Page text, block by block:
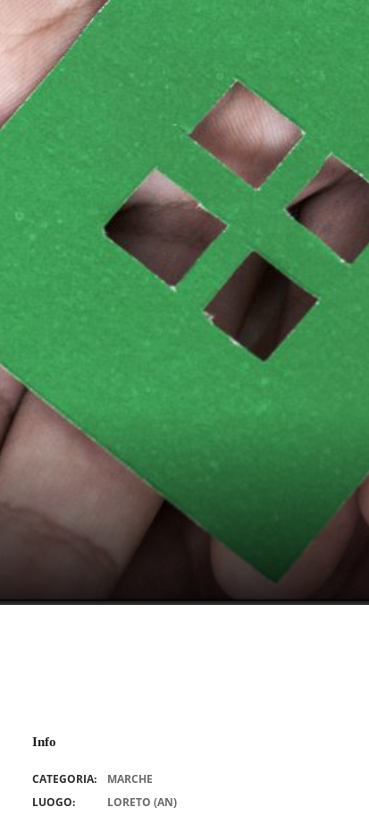
Info
CATEGORIA:
MARCHE
LUOGO:
LORETO (AN)